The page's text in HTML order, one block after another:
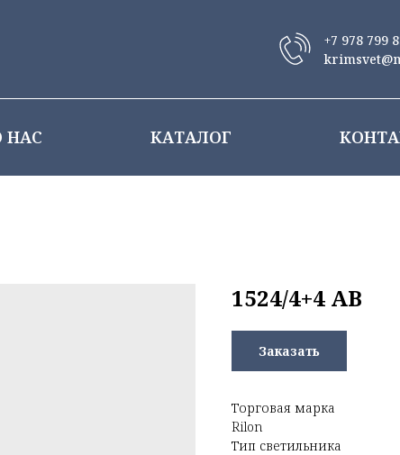
+7 978 799
НАС КАТАЛОГ
1524/4+4 AB
Заказать
Торговая марка
Rilon
Тип светильника